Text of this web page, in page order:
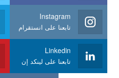
Instagram
تابعنا على انستقرام
Linkedin
تابعنا على لينكد إن